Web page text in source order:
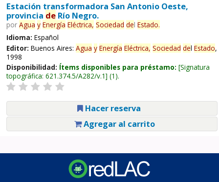
Estación transformadora San Antonio Oeste,
provincia deRío Negro.
por Agua y Energía Eléctrica, Sociedad del Estado.
Idioma: Español
Editor: Buenos Aires: Agua y Energía Eléctrica, Sociedad del Estado,
1998
Disponibilidad: Ítems disponibles para préstamo: Signatura
topográfica: 621.374.5/A282/v.1 (1).
Hacer reserva
Agregar al carrito